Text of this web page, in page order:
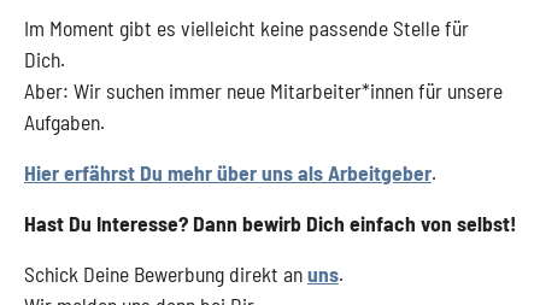
Im Moment gibt es vielleicht keine passende Stelle für
Dich.
Aber: Wir suchen immer neue Mitarbeiter*innen für unsere
Aufgaben.
Hier erfährst Du mehr über uns als Arbeitgeber.
Hast Du Interesse? Dann bewirb Dich einfach von selbst!
Schick Deine Bewerbung direkt anuns.